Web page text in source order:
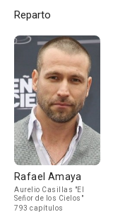
Reparto
Rafael Amaya
Aurelio Casillas "El
Señor de los Cielos"
793 capítulos